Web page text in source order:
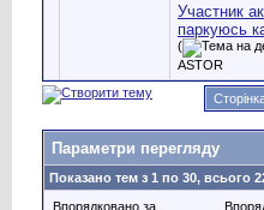
Участник
паркуюсь
(
ASTOR
Параметри перегляду
Показано тем з 1 по 30, всього
Впорядковано за